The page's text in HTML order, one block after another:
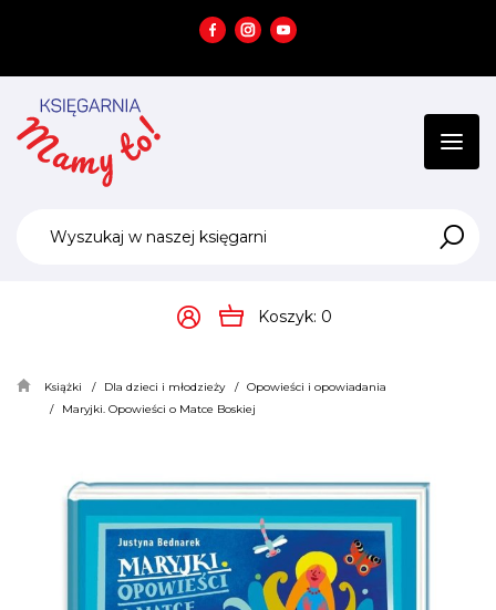
w
stopce
Koszyk: 0
Książki Dla dzieci i młodzieży
Opowieści i opowiadania
Maryjki. Opowieści o Matce Boskiej